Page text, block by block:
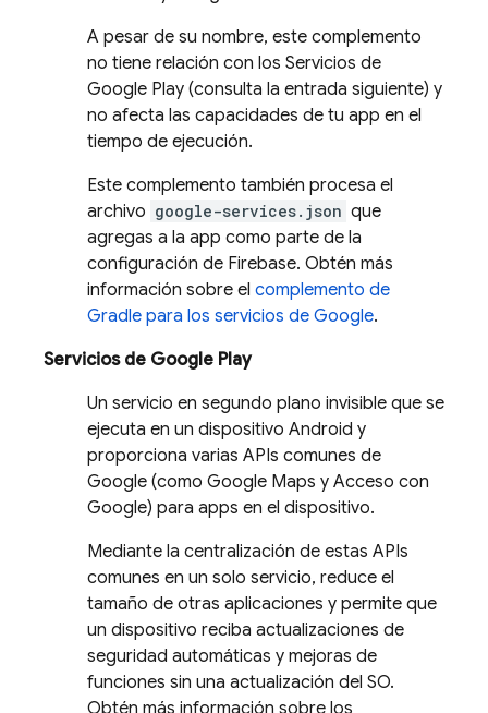
A pesar de su nombre, este complemento
no tiene relación con los Servicios de
Google Play (consulta la entrada siguiente) y
no afecta las capacidades de tu app en el
tiempo de ejecución.
Este complemento también procesa el
archivo google-services.json que
agregas a la app como parte de la
configuración de Firebase. Obtén más
información sobre el complemento de
Gradle para los servicios de Google.
Servicios de Google Play
Un servicio en segundo plano invisible que se
ejecuta en un dispositivo Android y
proporciona varias APIs comunes de
Google (como Google Maps y Acceso con
Google) para apps en el dispositivo.
Mediante la centralización de estas APIs
comunes en un solo servicio, reduce el
tamaño de otras aplicaciones y permite que
un dispositivo reciba actualizaciones de
seguridad automáticas y mejoras de
funciones sin una actualización del SO.
Obtén más información sobre los